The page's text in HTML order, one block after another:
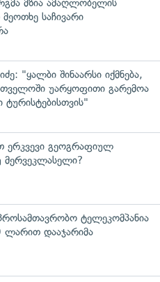
მზია ამაღლობელის
საჩივარი
"ყალბი შინაარსი იქმნება,
უარყოფითი გარემოა
ტურისტებისთვის"
ერკვევი გეოგრაფიულ
მერვეკლასელი?
ტელეკომპანია
ლარით დააჯარიმა